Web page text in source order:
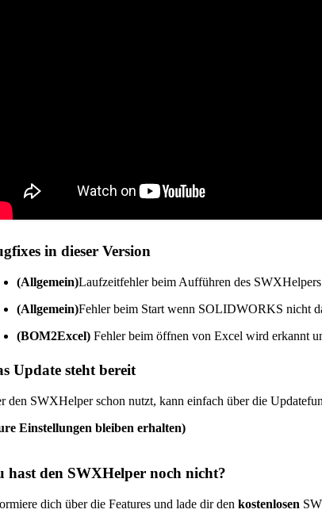
in dieser Version
(Allgemein)Laufzeitfehler beim Aufführen des
(Allgemein)Fehler beim Start wenn SOLIDWORKS nicht
(BOM2Excel)Fehler beim öffnen von Excel wird erkannt
Update steht bereit
den SWXHelper schon nutzt, kann einfach über die
Einstellungen bleiben erhalten)
hast den SWXHelper noch nicht?
dich über die Features und lade dir denkostenlosen